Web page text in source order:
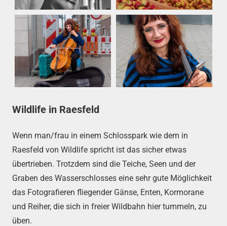
Wildlife in Raesfeld
Wenn man/frau in einem Schlosspark wie dem in
Raesfeld von Wildlife spricht ist das sicher etwas
übertrieben. Trotzdem sind die Teiche, Seen und der
Graben des Wasserschlosses eine sehr gute Möglichkeit
das Fotografieren fliegender Gänse, Enten, Kormorane
und Reiher, die sich in freier Wildbahn hier tummeln, zu
üben.